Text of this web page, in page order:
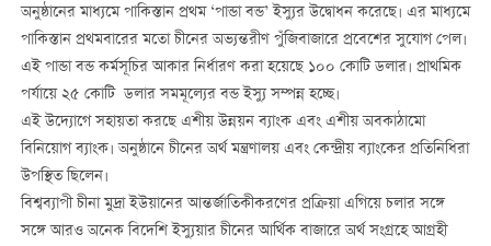
অনুষ্ঠানের মাধ্যমে পাকিস্তান প্রথম ‘পান্ডা বন্ড’ ইস্যুর উদ্বোধন করেছে। এর মাধ্যমে
পাকিস্তান প্রথমবারের মতো চীনের অভ্যন্তরীণ পুঁজিবাজারে প্রবেশের সুযোগ পেল।
এই পান্ডা বন্ড কর্মসূচির আকার নির্ধারণ করা হয়েছে ১০০ কোটি ডলার। প্রাথমিক
পর্যায়ে ২৫ কোটি ডলার সমমূল্যের বন্ড ইস্যু সম্পন্ন হচ্ছে।
এই উদ্যোগে সহায়তা করছে এশীয় উন্নয়ন ব্যাংক এবং এশীয় অবকাঠামো
বিনিয়োগ ব্যাংক। অনুষ্ঠানে চীনের অর্থ মন্ত্রণালয় এবং কেন্দ্রীয় ব্যাংকের প্রতিনিধিরা
উপস্থিত ছিলেন।
বিশ্বব্যাপী চীনা মুদ্রা ইউয়ানের আন্তর্জাতিকীকরণের প্রক্রিয়া এগিয়ে চলার সঙ্গে
সঙ্গে আরও অনেক বিদেশি ইস্যুয়ার চীনের আর্থিক বাজারে অর্থ সংগ্রহে আগ্রহী